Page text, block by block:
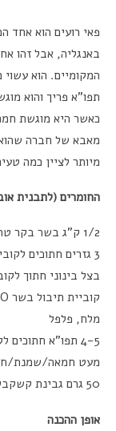
פאי רועים הוא אחד
באנגליה, אבל זהו
המקומיים. הוא
תפו”א פריך והוא
כאשר היא מוגשת
מאבא של חברה
מיותר לציין כמה
החומרים (לתבנית
1/2 ק”ג בשר בקר טחון
3 גזרים חתוכים לקוביות קטנות
בצל בינוני חתוך
קוביית תיבול בשר OXO או קנור
מלח, פלפל
4-5 תפו”א חתוכים לקוביות גדולות
מעט חמאה/שמנת/
50 גרם גבינת קשקבל מפוררת
אופן ההכנה